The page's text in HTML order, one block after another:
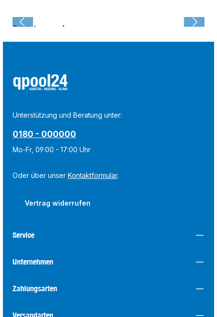
Zuletzt angesehen:
Unterstützung und Beratung unter:
0180 - 000000
Mo-Fr, 09:00 - 17:00 Uhr
Oder über unserKontaktformular.
Vertrag widerrufen
Service
Unternehmen
Zahlungsarten
Versandarten